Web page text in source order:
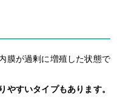
膜が過剰に増殖した状態で
やすいタイプもあります。